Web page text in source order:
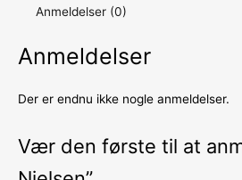
Anmeldelser (0)
Anmeldelser
Der er endnu ikke nogle anmeldelser.
Vær den første til at